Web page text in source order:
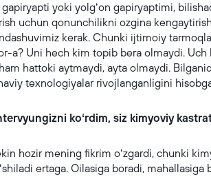
yoki yolgʻon gapiryaptimi,
uchun qonunchilikni ozgina
kerak. Chunki ijtimoiy
a? Uni hech kim topib bera olmaydi. Uch
hattoki aytmaydi, ayta olmaydi.
texnologiyalar rivojlanganligini
koʻrdim, siz kimyoviy
hozir mening fikrim oʻzgardi, chunki
ertaga. Oilasiga boradi, mahallasiga